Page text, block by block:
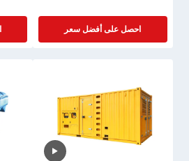
احصل على أفضل سعر